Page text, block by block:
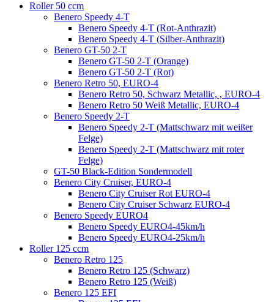
Roller 50 ccm
Benero Speedy 4-T
Benero Speedy 4-T (Rot-Anthrazit)
Benero Speedy 4-T (Silber-Anthrazit)
Benero GT-50 2-T
Benero GT-50 2-T (Orange)
Benero GT-50 2-T (Rot)
Benero Retro 50, EURO-4
Benero Retro 50, Schwarz Metallic, , EURO-4
Benero Retro 50 Weiß Metallic, EURO-4
Benero Speedy 2-T
Benero Speedy 2-T (Mattschwarz mit weißer
Felge)
Benero Speedy 2-T (Mattschwarz mit roter
Felge)
GT-50 Black-Edition Sondermodell
Benero City Cruiser, EURO-4
Benero City Cruiser Rot EURO-4
Benero City Cruiser Schwarz EURO-4
Benero Speedy EURO4
Benero Speedy EURO4-45km/h
Benero Speedy EURO4-25km/h
Roller 125 ccm
Benero Retro 125
Benero Retro 125 (Schwarz)
Benero Retro 125 (Weiß)
Benero 125 EFI